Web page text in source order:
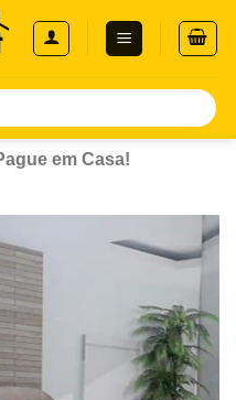
em Casa!